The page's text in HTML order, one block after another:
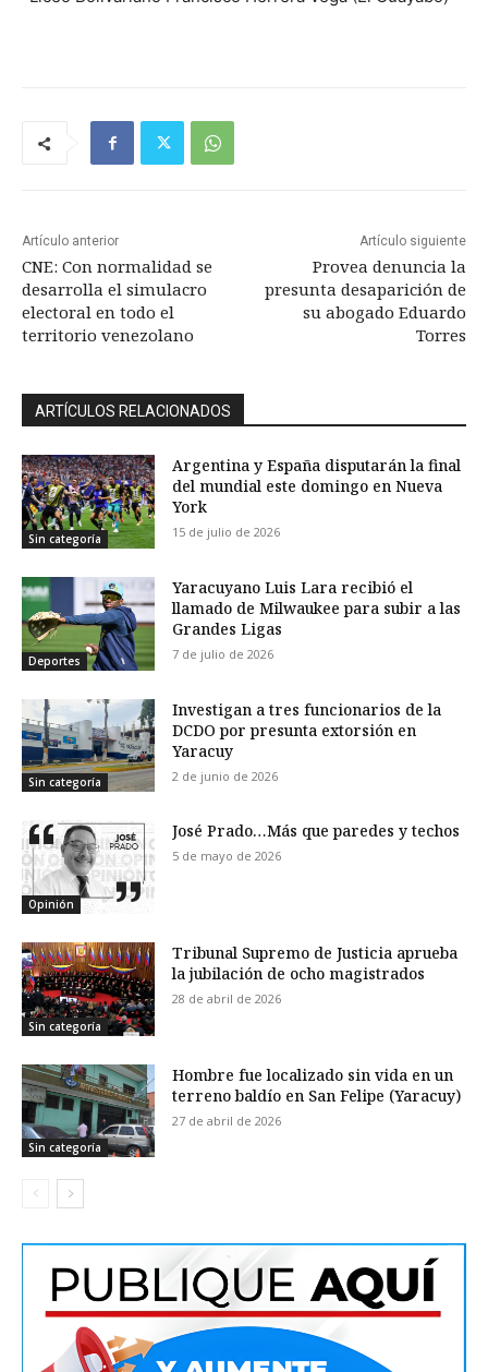
Artículo anterior
CNE: Con normalidad se
desarrolla el simulacro
electoral en todo el
territorio venezolano
Artículo siguiente
Provea denuncia la
presunta desaparición de
su abogado Eduardo
Torres
ARTÍCULOS RELACIONADOS
Sin categoría
Argentina y España disputarán la final
del mundial este domingo en Nueva
York
15 de julio de 2026
Deportes
Yaracuyano Luis Lara recibió el
llamado de Milwaukee para subir a las
Grandes Ligas
7 de julio de 2026
Sin categoría
Investigan a tres funcionarios de la
DCDO por presunta extorsión en
Yaracuy
2 de junio de 2026
Opinión
José Prado…Más que paredes y techos
5 de mayo de 2026
Sin categoría
Tribunal Supremo de Justicia aprueba
la jubilación de ocho magistrados
28 de abril de 2026
Sin categoría
Hombre fue localizado sin vida en un
terreno baldío en San Felipe (Yaracuy)
27 de abril de 2026